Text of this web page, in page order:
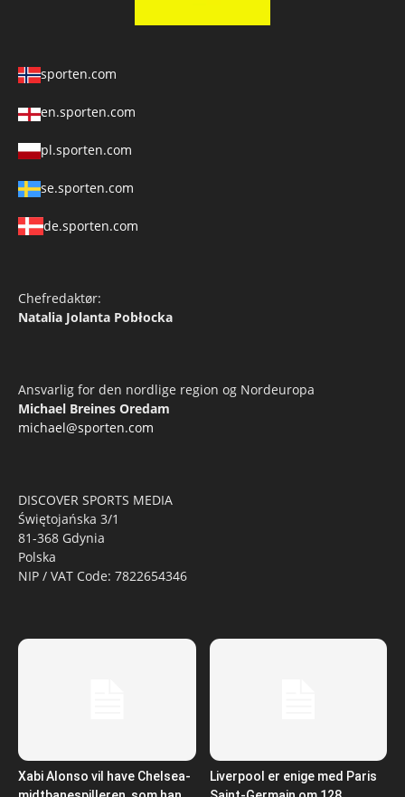
sporten.com
en.sporten.com
pl.sporten.com
se.sporten.com
de.sporten.com
Chefredaktør:
Natalia Jolanta Pobłocka
Ansvarlig for den nordlige region og Nordeuropa
Michael Breines Oredam
michael@sporten.com
DISCOVER SPORTS MEDIA
Świętojańska 3/1
81-368 Gdynia
Polska
NIP / VAT Code: 7822654346
Xabi Alonso vil have Chelsea-
Liverpool er enige med Paris